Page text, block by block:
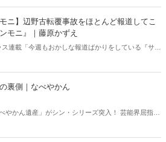
』編集部員のライター・梶原がお送りする時事
モニ】辺野古転覆事故をほとんど報道してこ
モニ』｜藤原かずえ
ス連載「今週もおかしな報道ばかりをしている『サン
裏側｜なべやかん
やかん遺産」がシン・シリーズ突入！ 芸能界屈指の